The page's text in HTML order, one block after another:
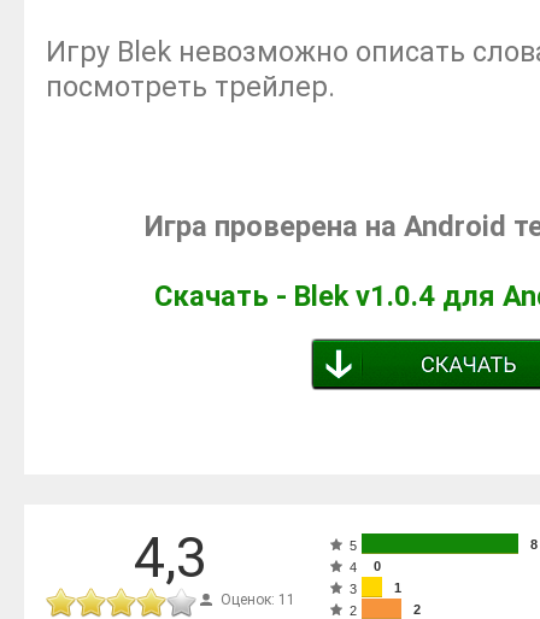
Игру Blek невозможно описать
посмотреть трейлер.
Игра проверена на Android
Скачать - Blek v1.0.4 для
4,3
Оценок: 11
5
8
4
0
3
1
2
2